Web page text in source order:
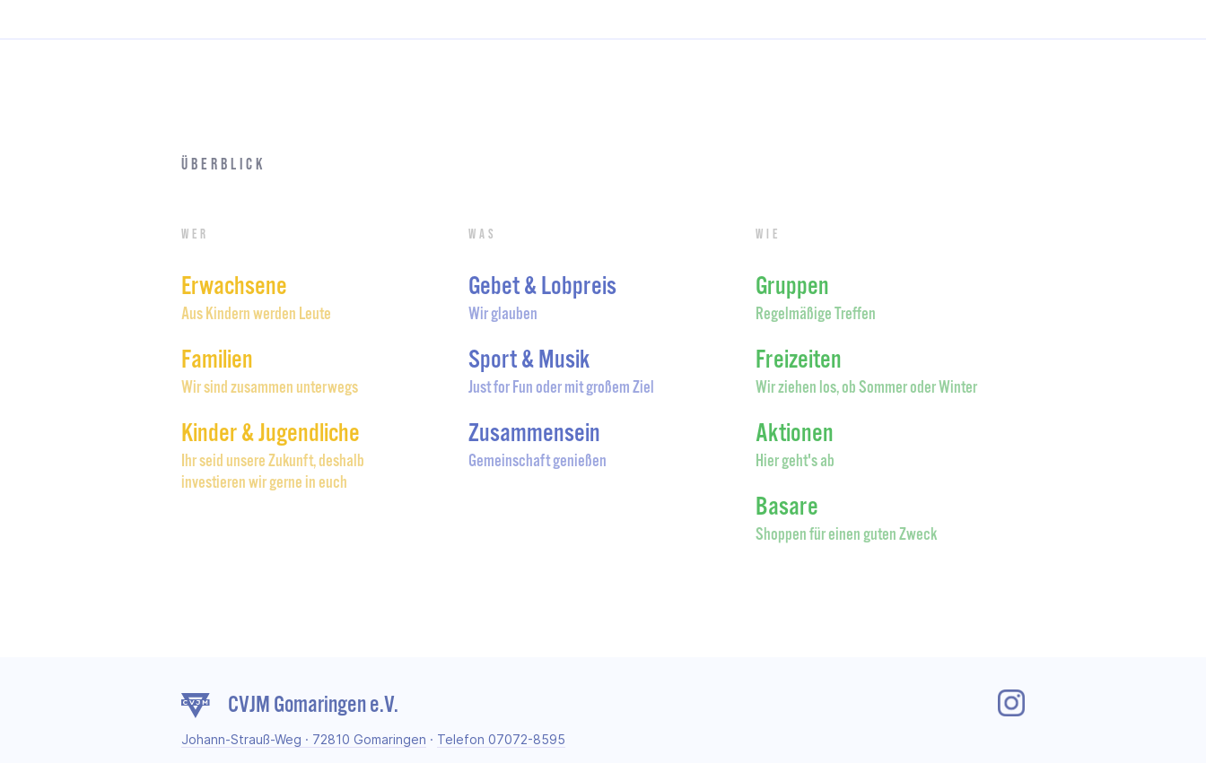
Überblick
Wer
Erwachsene
Aus Kindern werden Leute
Familien
Wir sind zusammen unterwegs
Kinder & Jugendliche
Ihr seid unsere Zukunft, deshalb
investieren wir gerne in euch
Was
Gebet & Lobpreis
Wir glauben
Sport & Musik
Just for Fun oder mit großem Ziel
Zusammensein
Gemeinschaft genießen
Wie
Gruppen
Regelmäßige Treffen
Freizeiten
Wir ziehen los, ob Sommer oder Winter
Aktionen
Hier geht's ab
Basare
Shoppen für einen guten Zweck
CVJM Gomaringen e.V.
Johann-Strauß-Weg · 72810 Gomaringen · Telefon 07072-8595